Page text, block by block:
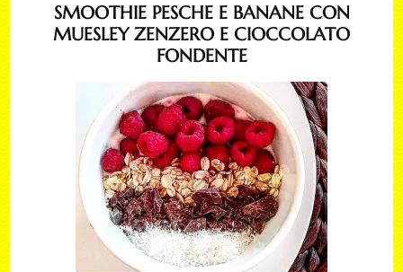
SMOOTHIE PESCHE E BANANE CON
MUESLEY ZENZERO E CIOCCOLATO
FONDENTE